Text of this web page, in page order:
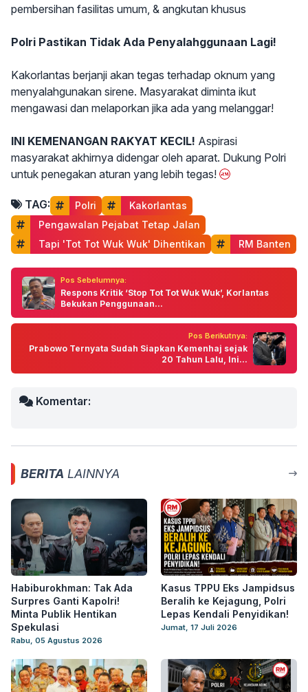
pembersihan fasilitas umum, & angkutan khusus
Polri Pastikan Tidak Ada Penyalahggunaan Lagi!
Kakorlantas berjanji akan tegas terhadap oknum yang
menyalahgunakan sirene. Masyarakat diminta ikut
mengawasi dan melaporkan jika ada yang melanggar!
INI KEMENANGAN RAKYAT KECIL! Aspirasi
masyarakat akhirnya didengar oleh aparat. Dukung Polri
untuk penegakan aturan yang lebih tegas!
TAG: Polri
Kakorlantas
Pengawalan Pejabat Tetap Jalan
Tapi 'Tot Tot Wuk Wuk' Dihentikan
RM Banten
Pos Sebelumnya:
Respons Kritik ‘Stop Tot Tot Wuk Wuk’, Korlantas
Bekukan Penggunaan...
Pos Berikutnya:
Prabowo Ternyata Sudah Siapkan Kemenhaj sejak
20 Tahun Lalu, Ini...
Komentar:
BERITA LAINNYA
Habiburokhman: Tak Ada
Surpres Ganti Kapolri!
Minta Publik Hentikan
Spekulasi
Rabu, 05 Agustus 2026
Kasus TPPU Eks Jampidsus
Beralih ke Kejagung, Polri
Lepas Kendali Penyidikan!
Jumat, 17 Juli 2026